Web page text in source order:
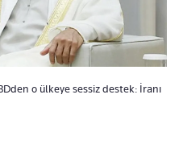
o ülkeye sessiz destek: İranı